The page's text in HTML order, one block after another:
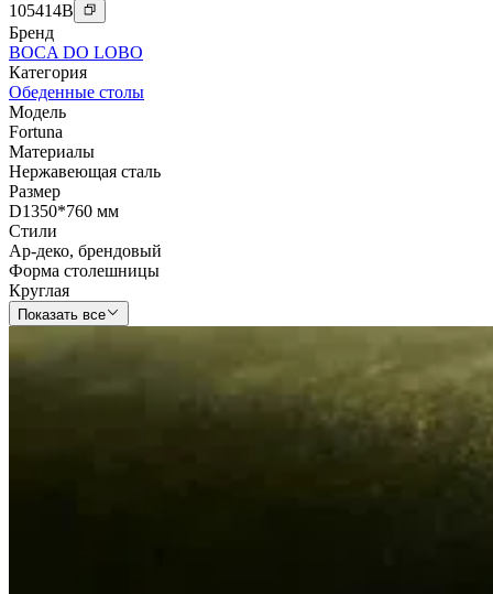
105414B
Бренд
BOCA DO LOBO
Категория
Обеденные столы
Модель
Fortuna
Материалы
Нержавеющая сталь
Размер
D1350*760 мм
Стили
Ар-деко, брендовый
Форма столешницы
Круглая
Показать все